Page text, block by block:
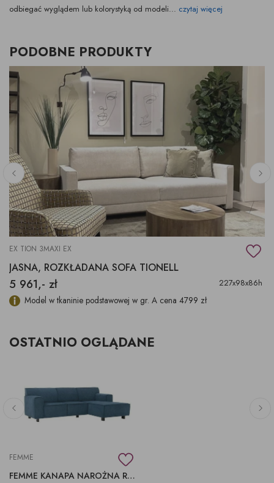
odbiegać wyglądem lub kolorystyką od modeli... czytaj więcej
PODOBNE PRODUKTY
EX TION 3MAXI EX
JASNA, ROZKŁADANA SOFA TIONELL
5 961,- zł 227x98x86h
Model w tkaninie podstawowej w gr. A cena 4799 zł
OSTATNIO OGLĄDANE
FEMME
FEMME KANAPA NAROŻNA ROZKŁADANA Z AUTOMATEM I POJEMNIKIEM